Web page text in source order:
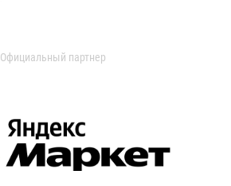
Официальный партнер